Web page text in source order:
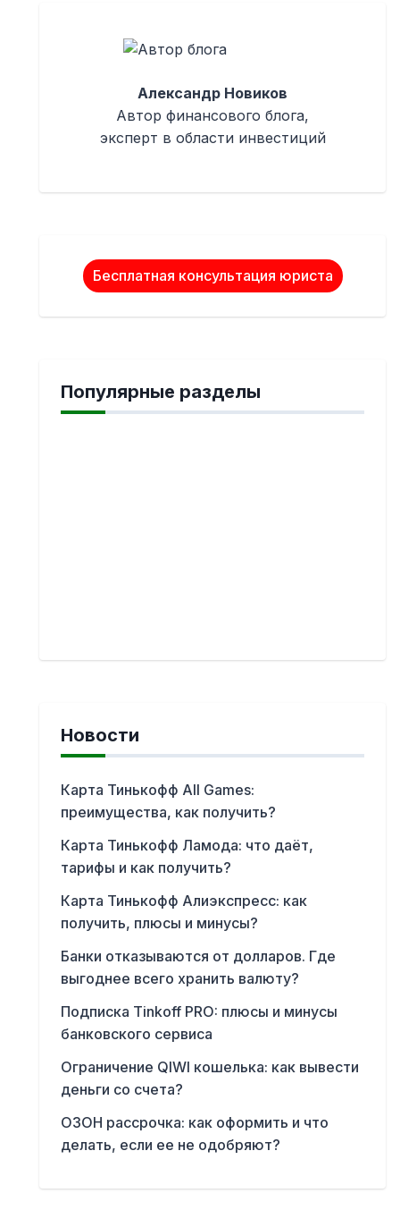
Александр Новиков
Автор финансового блога,
эксперт в области инвестиций
Бесплатная консультация юриста
Популярные разделы
Новости
Карта Тинькофф All Games:
преимущества, как получить?
Карта Тинькофф Ламода: что даёт,
тарифы и как получить?
Карта Тинькофф Алиэкспресс: как
получить, плюсы и минусы?
Банки отказываются от долларов. Где
выгоднее всего хранить валюту?
Подписка Tinkoff PRO: плюсы и минусы
банковского сервиса
Ограничение QIWI кошелька: как вывести
деньги со счета?
ОЗОН рассрочка: как оформить и что
делать, если ее не одобряют?